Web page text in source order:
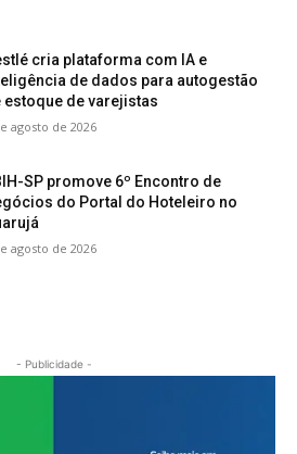
cria plataforma com IA e
de dados para autogestão
estoque de varejistas
agosto de 2026
SP promove 6º Encontro de
do Portal do Hoteleiro no
agosto de 2026
- Publicidade -